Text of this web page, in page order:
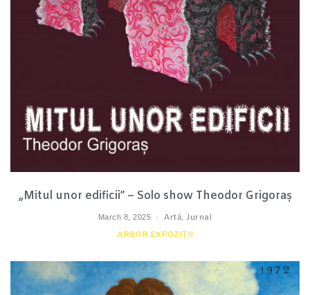
„Mitul unor edificii” – Solo show Theodor Grigoraș
March 8, 2025 Artă Jurnal
ARBOR EXPOZIȚII